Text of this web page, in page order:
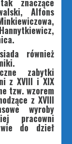
Alfons
również
zabytki
z XVIII i XIX
tzw. wzorem
z XVIII
wyroby
pracowni
do dzieł